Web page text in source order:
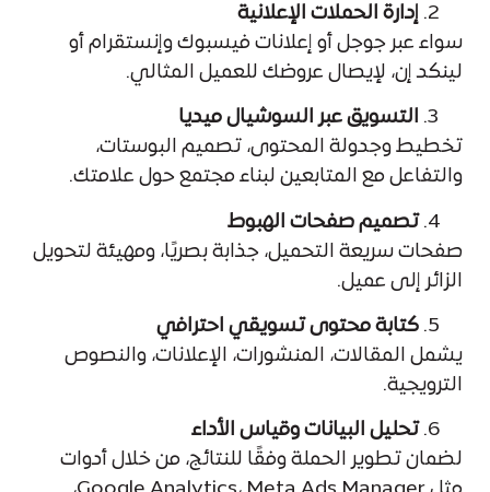
إدارة الحملات الإعلانية
سواء عبر جوجل أو إعلانات فيسبوك وإنستقرام أو
لينكد إن، لإيصال عروضك للعميل المثالي.
التسويق عبر السوشيال ميديا
تخطيط وجدولة المحتوى، تصميم البوستات،
والتفاعل مع المتابعين لبناء مجتمع حول علامتك.
تصميم صفحات الهبوط
صفحات سريعة التحميل، جذابة بصريًا، ومهيئة لتحويل
الزائر إلى عميل.
كتابة محتوى تسويقي احترافي
يشمل المقالات، المنشورات، الإعلانات، والنصوص
الترويجية.
تحليل البيانات وقياس الأداء
لضمان تطوير الحملة وفقًا للنتائج، من خلال أدوات